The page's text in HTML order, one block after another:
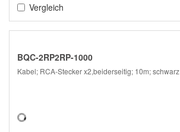
Vergleich
BQC-2RP2RP-1000
Kabel; RCA-Stecker x2,beiderseitig; 10m; schwarz